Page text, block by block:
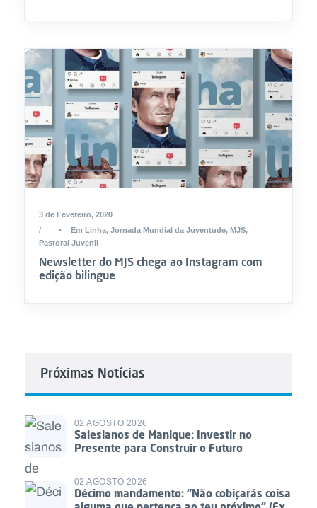
3 de Fevereiro, 2020
•
Em Linha, Jornada Mundial da Juventude, MJS,
Pastoral Juvenil
Newsletter do MJS chega ao Instagram com
edição bilingue
Próximas Notícias
02 AGOSTO 2026
Salesianos de Manique: Investir no
Presente para Construir o Futuro
02 AGOSTO 2026
Décimo mandamento: “Não cobiçarás coisa